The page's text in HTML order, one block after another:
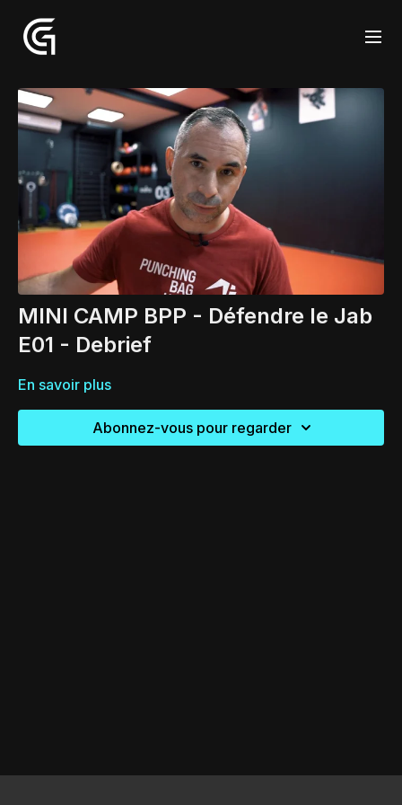
MINI CAMP BPP - Défendre le Jab
E01 - Debrief
En savoir plus
Abonnez-vous pour regarder